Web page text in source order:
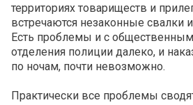
территориях товариществ и
встречаются незаконные свалки
Есть проблемы и с
отделения полиции далеко, и
по ночам, почти невозможно.
Практически все проблемы